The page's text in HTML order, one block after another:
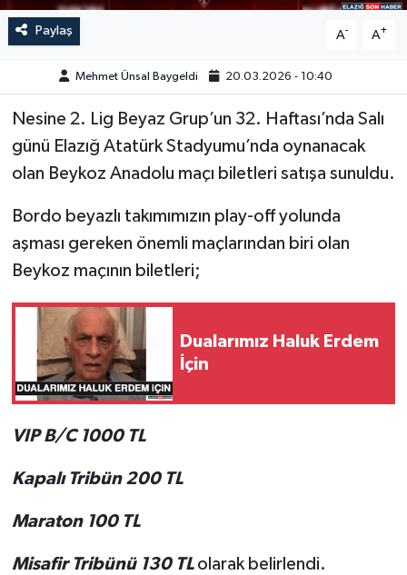
Paylaş A- A+
Mehmet Ünsal Baygeldi 20.03.2026 - 10:40
Nesine 2. Lig Beyaz Grup’un 32. Haftası’nda Salı
günü Elazığ Atatürk Stadyumu’nda oynanacak
olan Beykoz Anadolu maçı biletleri satışa sunuldu.
Bordo beyazlı takımımızın play-off yolunda
aşması gereken önemli maçlarından biri olan
Beykoz maçının biletleri;
Dualarımız Haluk Erdem
İçin
VIP B/C 1000 TL
Kapalı Tribün 200 TL
Maraton 100 TL
Misafir Tribünü 130 TLolarak belirlendi.
MAGAZİN
MEDYA
ÖZEL HABER
POLİTİKA
SAĞLIK
SPOR
TEKNOLOJİ
YAŞAM